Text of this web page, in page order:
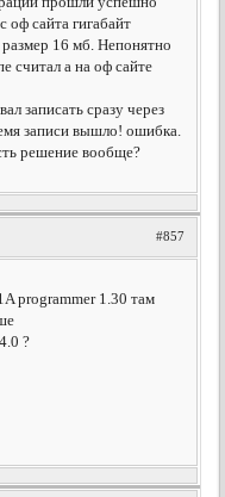
оф сайта гигабайт
16 мб. Непонятно
считал а на оф сайте
записать сразу через
записи вышло! ошибка.
решение вообще?
#857
programmer 1.30 там
?